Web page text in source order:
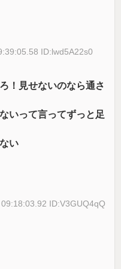
ID:lwd5A22s0
！見せないのなら通さ
いって言ってずっと足
い
ID:V3GUQ4qQ